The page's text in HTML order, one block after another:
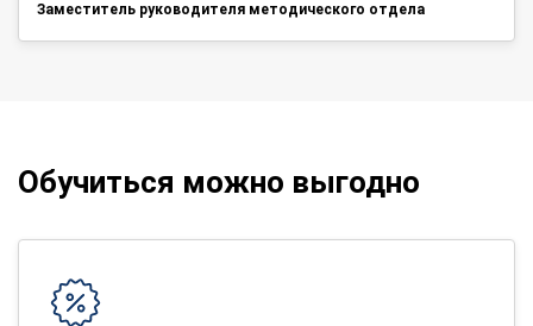
Заместитель руководителя методического отдела
Обучиться можно выгодно